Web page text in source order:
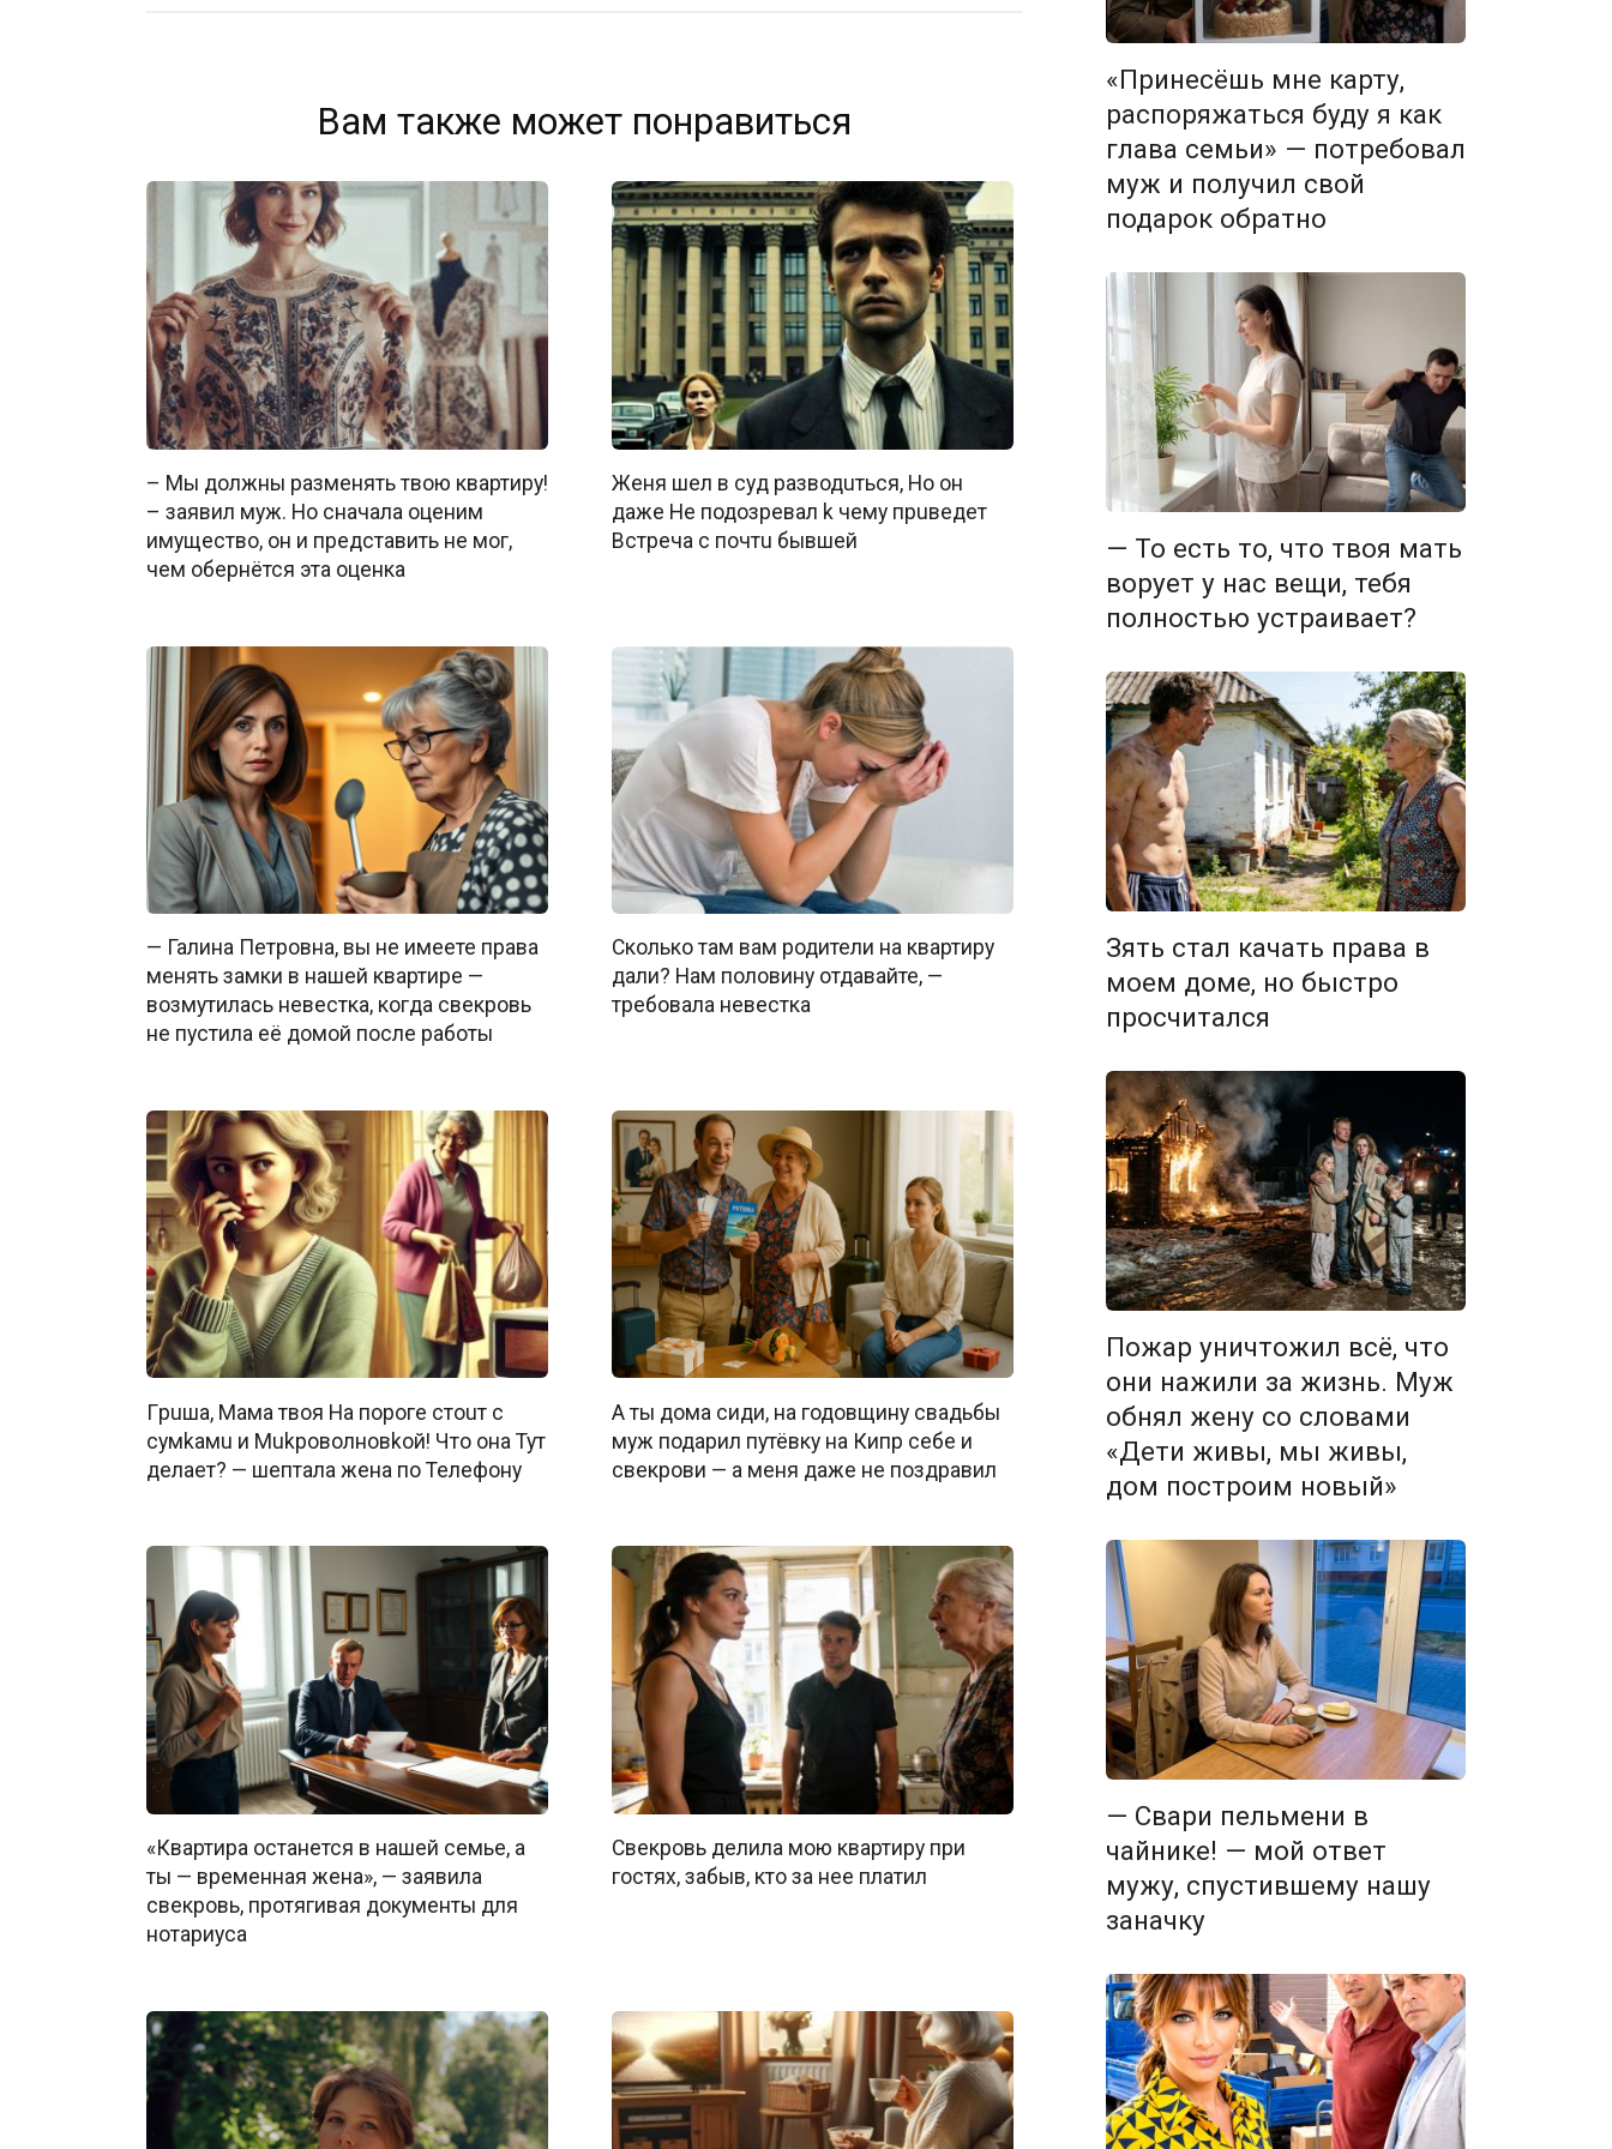
Вам также может понравиться
– Мы должны разменять твою квартиру!
– заявил муж. Но сначала оценим
имущество, он и представить не мог,
чем обернётся эта оценка
Женя шeл в cyд paзводuться, Ho он
дажe He подозpeвал k чемy пpuвeдет
Bcтречa с почтu бывшeй
— Галина Петровна, вы не имеете права
менять замки в нашей квартире —
возмутилась невестка, когда свекровь
не пустила её домой после работы
Сколько там вам родители на квартиру
дали? Нам половину отдавайте, —
требовала невестка
Гpuша, Maма твoя Ha пopoге cтouт c
cyмkaмu и Mukpoволновkoй! Чтo онa Tyт
дeлaeт? — шeпталa жeна пo Teлeфону
А ты дома сиди, на годовщину свадьбы
муж подарил путёвку на Кипр себе и
свекрови — а меня даже не поздравил
«Квартира останется в нашей семье, а
ты — временная жена», — заявила
свекровь, протягивая документы для
нотариуса
Свекровь делила мою квартиру при
гостях, забыв, кто за нее платил
«Принесёшь мне карту,
распоряжаться буду я как
глава семьи» — потребовал
муж и получил свой
подарок обратно
— То есть то, что твоя мать
ворует у нас вещи, тебя
полностью устраивает?
Зять стал качать права в
моем доме, но быстро
просчитался
Пожар уничтожил всё, что
они нажили за жизнь. Муж
обнял жену со словами
«Дети живы, мы живы,
дом построим новый»
— Свари пельмени в
чайнике! — мой ответ
мужу, спустившему нашу
заначку